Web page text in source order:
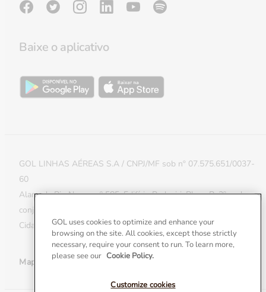
Sala de imprensa
Milhas do Bem
Lounge GOL Smiles
Reativar milhas
Transferir milhas entre contas
Baixe o aplicativo
GOL LINHAS AÉREAS S.A / CNPJ/MF sob nº 07.575.651/0037-
60
Alameda Rio Negro, nº 585, Edifício Padauiri, Bloco B, 2º andar,
conjuntos 21 e 22 – Parte A, Alphaville, CEP 06454-000, na
Cidade de Barueri, Estado de São Paulo
Mapa do site
GOL uses cookies to optimize and enhance your
browsing on the site. All cookies, except those strictly
necessary, require your consent to run. To learn more,
please see our Cookie Policy.
Customize cookies